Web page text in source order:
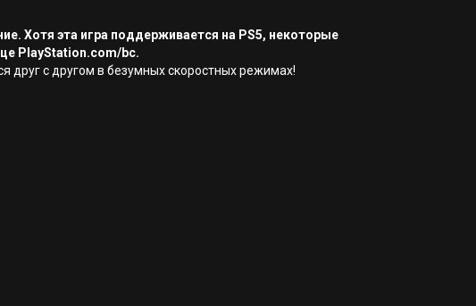
Хотя эта игра поддерживается на PS5, некоторые
PlayStation.com/bc.
друг с другом в безумных скоростных режимах!